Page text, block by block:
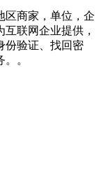
区商家，单位，企
联网企业提供，
份验证、找回密
。